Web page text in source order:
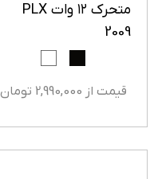
متحرک ۱۲ وات PLX
2009
قیمت از 2,990,000 تومان